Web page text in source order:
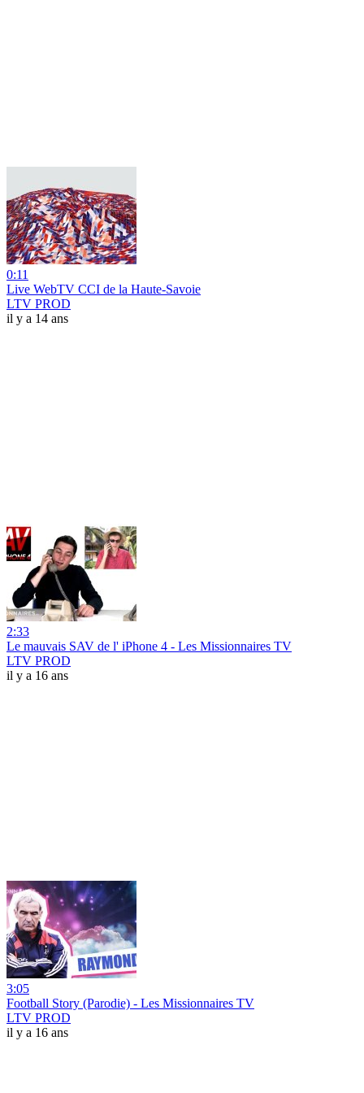
0:11
Live WebTV CCI de la Haute-Savoie
LTV PROD
il y a 14 ans
2:33
Le mauvais SAV de l' iPhone 4 - Les Missionnaires TV
LTV PROD
il y a 16 ans
3:05
Football Story (Parodie) - Les Missionnaires TV
LTV PROD
il y a 16 ans